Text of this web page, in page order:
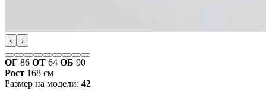
‹ ›
ОГ 86 ОТ 64 ОБ 90
Рост 168 см
Размер на модели: 42